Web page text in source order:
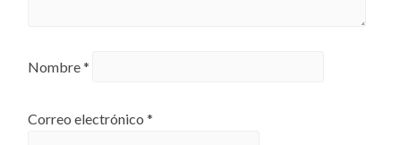
Nombre*
Correo electrónico*